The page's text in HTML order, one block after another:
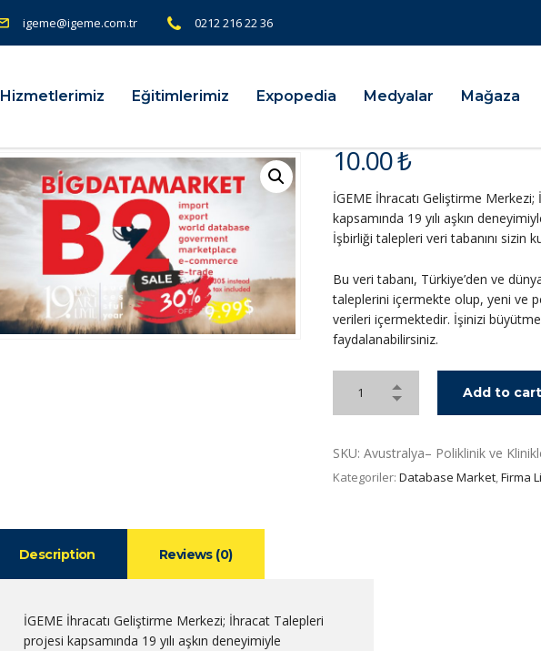
igeme@igeme.com.tr 0212 216 22 36
Hizmetlerimiz Eğitimlerimiz Expopedia Medyalar Mağaza
10.00₺
İGEME İhracatı Geliştirme
kapsamında 19 yılı aşkın
İşbirliği talepleri veri tabanını sizin
Bu veri tabanı, Türkiye’den ve
taleplerini içermekte olup, yeni ve
verileri içermektedir. İşinizi
faydalanabilirsiniz.
Add to cart
SKU: Avustralya– Poliklinik ve
Kategoriler: Database Market,Firma
Description Reviews (0)
İGEME İhracatı Geliştirme Merkezi; İhracat Talepleri
projesi kapsamında 19 yılı aşkın deneyimiyle